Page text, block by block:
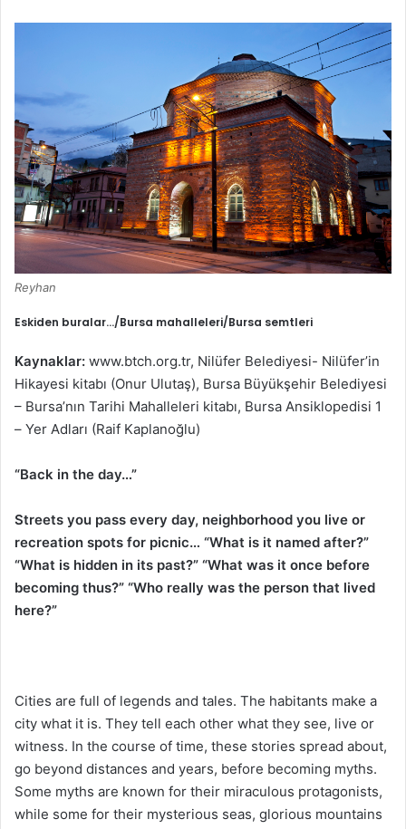
Reyhan
Eskiden buralar…/Bursa mahalleleri/Bursa semtleri
Kaynaklar: www.btch.org.tr, Nilüfer Belediyesi- Nilüfer’in
Hikayesi kitabı (Onur Ulutaş), Bursa Büyükşehir Belediyesi
– Bursa’nın Tarihi Mahalleleri kitabı, Bursa Ansiklopedisi 1
– Yer Adları (Raif Kaplanoğlu)
“Back in the day…”
Streets you pass every day, neighborhood you live or
recreation spots for picnic… “What is it named after?”
“What is hidden in its past?” “What was it once before
becoming thus?” “Who really was the person that lived
here?”
Cities are full of legends and tales. The habitants make a
city what it is. They tell each other what they see, live or
witness. In the course of time, these stories spread about,
go beyond distances and years, before becoming myths.
Some myths are known for their miraculous protagonists,
while some for their mysterious seas, glorious mountains